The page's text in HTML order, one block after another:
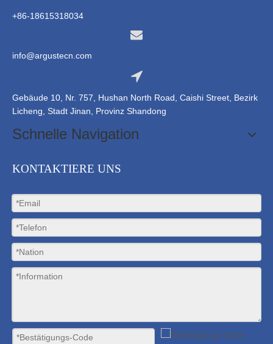
+86-18615318034
info@argustecn.com
Gebäude 10, Nr. 757, Hushan North Road, Caishi Street, Bezirk
Licheng, Stadt Jinan, Provinz Shandong
Schnelle Navigation
KONTAKTIERE UNS